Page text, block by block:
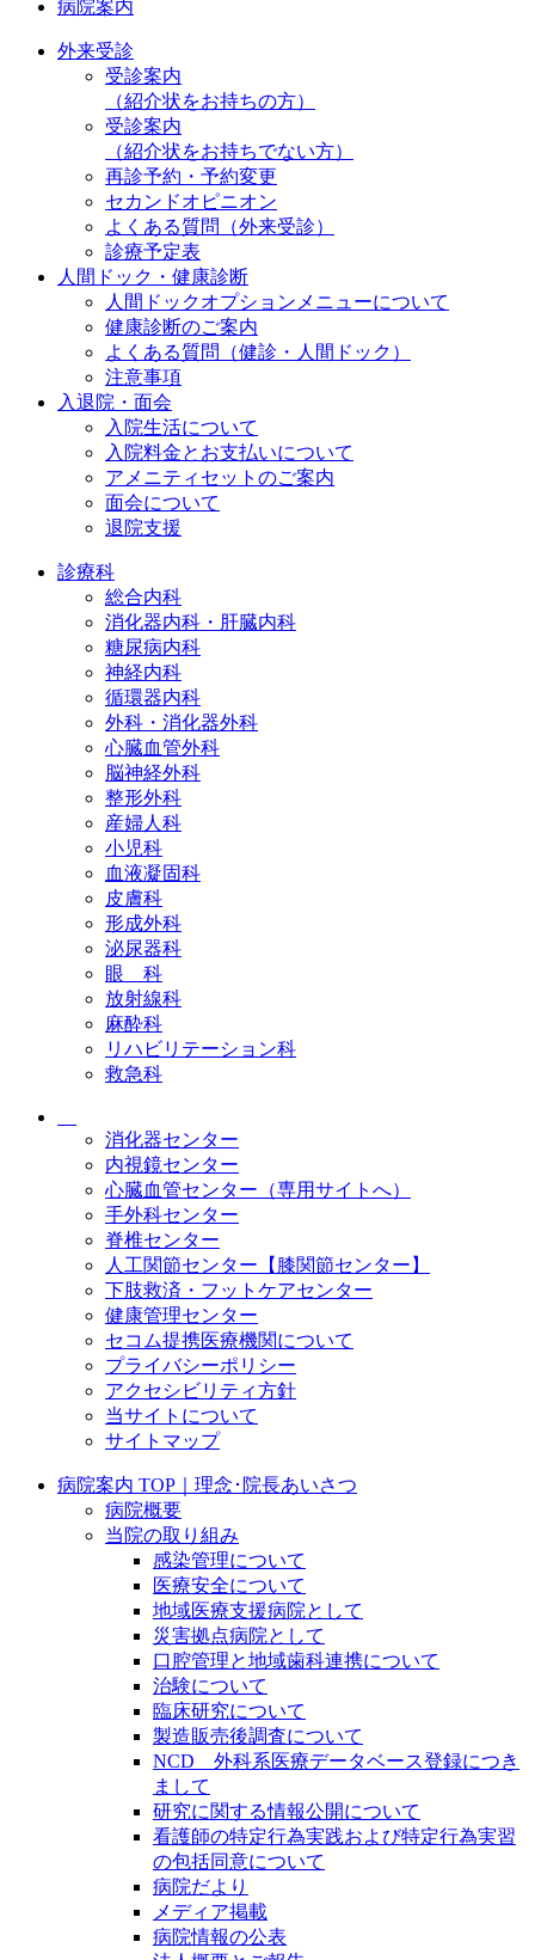
病院案内
外来受診
受診案内
（紹介状をお持ちの方）
受診案内
（紹介状をお持ちでない方）
再診予約・予約変更
セカンドオピニオン
よくある質問（外来受診）
診療予定表
人間ドック・健康診断
人間ドックオプションメニューについて
健康診断のご案内
よくある質問（健診・人間ドック）
注意事項
入退院・面会
入院生活について
入院料金とお支払いについて
アメニティセットのご案内
面会について
退院支援
診療科
総合内科
消化器内科・肝臓内科
糖尿病内科
神経内科
循環器内科
外科・消化器外科
心臓血管外科
脳神経外科
整形外科
産婦人科
小児科
血液凝固科
皮膚科
形成外科
泌尿器科
眼 科
放射線科
麻酔科
リハビリテーション科
救急科
消化器センター
内視鏡センター
心臓血管センター（専用サイトへ）
手外科センター
脊椎センター
人工関節センター【膝関節センター】
下肢救済・フットケアセンター
健康管理センター
セコム提携医療機関について
プライバシーポリシー
アクセシビリティ方針
当サイトについて
サイトマップ
病院案内 TOP｜理念･院長あいさつ
病院概要
当院の取り組み
感染管理について
医療安全について
地域医療支援病院として
災害拠点病院として
口腔管理と地域歯科連携について
治験について
臨床研究について
製造販売後調査について
NCD 外科系医療データベース登録につき
まして
研究に関する情報公開について
看護師の特定行為実践および特定行為実習
の包括同意について
病院だより
メディア掲載
病院情報の公表